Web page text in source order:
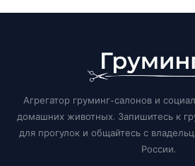
Агрегатор груминг-салонов и
домашних животных. Запишитесь к
для прогулок и общайтесь с
России.